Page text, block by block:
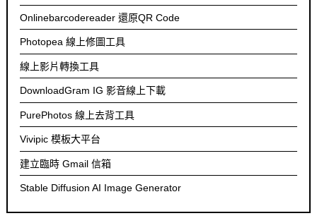
Onlinebarcodereader 還原QR Code
Photopea 線上修圖工具
線上影片轉換工具
DownloadGram IG 影音線上下載
PurePhotos 線上去背工具
Vivipic 模板大平台
建立臨時 Gmail 信箱
Stable Diffusion AI Image Generator